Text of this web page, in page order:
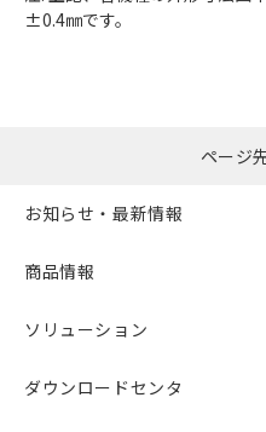
±0.4㎜です。
ページ
お知らせ・最新情報
商品情報
ソリューション
ダウンロードセンタ